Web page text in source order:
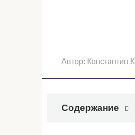
Автор: Константин
Содержание